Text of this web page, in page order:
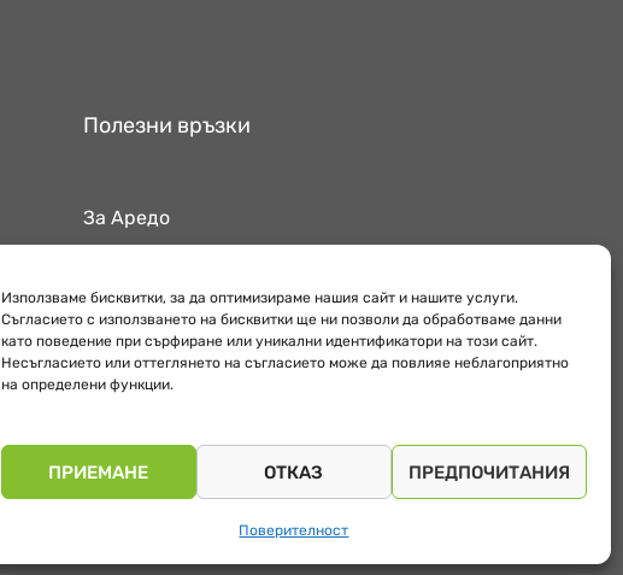
Използваме бисквитки, за да оптимизираме нашия сайт и нашите услуги.
Съгласието с използването на бисквитки ще ни позволи да обработваме данни
като поведение при сърфиране или уникални идентификатори на този сайт.
Несъгласието или оттеглянето на съгласието може да повлияе неблагоприятно
на определени функции.
ПРИЕМАНЕ ОТКАЗ ПРЕДПОЧИТАНИЯ
Поверителност
Полезни връзки
За Аредо
Поверителност
Обекти